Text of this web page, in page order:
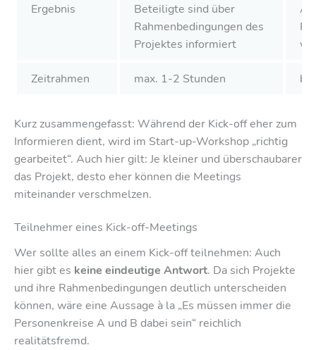
Ergebnis
Beteiligte sind über
Rahmenbedingungen des
Projektes informiert
Zeitrahmen max. 1-2 Stunden
Kurz zusammengefasst: Während der Kick-off eher zum
Informieren dient, wird im Start-up-Workshop „richtig
gearbeitet“. Auch hier gilt: Je kleiner und überschaubarer
das Projekt, desto eher können die Meetings
miteinander verschmelzen.
Teilnehmer eines Kick-off-Meetings
Wer sollte alles an einem Kick-off teilnehmen: Auch
hier gibt es keine eindeutige Antwort. Da sich Projekte
und ihre Rahmenbedingungen deutlich unterscheiden
können, wäre eine Aussage à la „Es müssen immer die
Personenkreise A und B dabei sein“ reichlich
realitätsfremd.